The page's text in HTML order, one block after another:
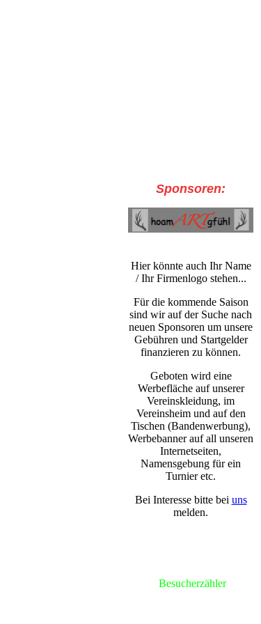
Sponsoren:
Hier könnte auch Ihr Name
/ Ihr Firmenlogo stehen...
Für die kommende Saison
sind wir auf der Suche nach
neuen Sponsoren um unsere
Gebühren und Startgelder
finanzieren zu können.
Geboten wird eine
Werbefläche auf unserer
Vereinskleidung, im
Vereinsheim und auf den
Tischen (Bandenwerbung),
Werbebanner auf all unseren
Internetseiten,
Namensgebung für ein
Turnier etc.
Bei Interesse bitte bei uns
melden.
Besucherzähler